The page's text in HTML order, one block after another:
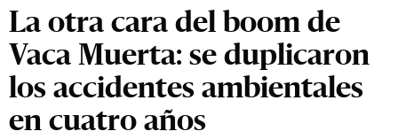
La otra cara del boom de
Vaca Muerta: se duplicaron
los accidentes ambientales
en cuatro años